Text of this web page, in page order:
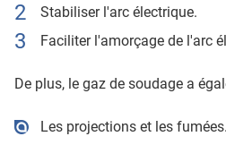
Stabiliser l'arc électrique.
Faciliter l'amorçage de l'arc
De plus, le gaz de soudage a
Les projections et les fumées.